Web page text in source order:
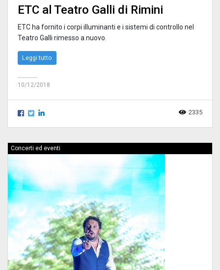
ETC al Teatro Galli di Rimini
ETC ha fornito i corpi illuminanti e i sistemi di controllo nel
Teatro Galli rimesso a nuovo.
Leggi tutto
10/12/2018
2335
Concerti ed eventi